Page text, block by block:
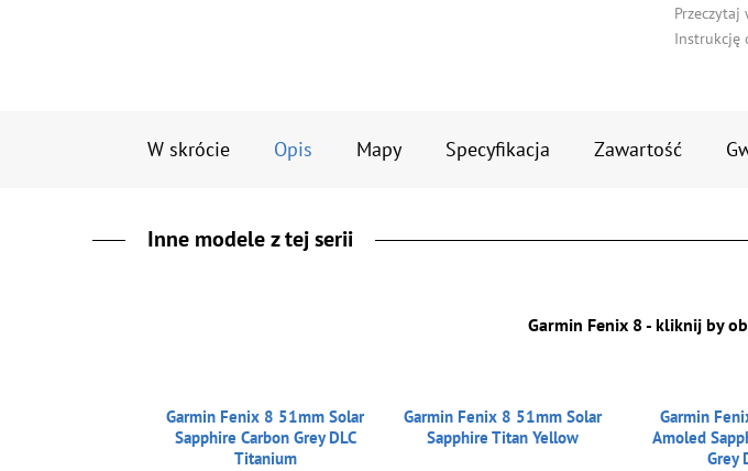
Instrukcję
W skrócie Opis Mapy Specyfikacja Zawartość
Inne modele z tej serii
Garmin Fenix 8 - kliknij by
Garmin Fenix 8 51mm Solar
Sapphire Carbon Grey DLC
Titanium
Garmin Fenix 8 51mm Solar
Sapphire Titan Yellow
Garmin
Amoled
Grey